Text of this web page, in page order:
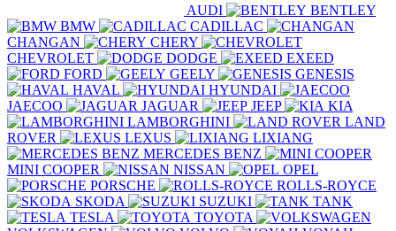
AUDI
BENTLEY
BMW
CADILLAC
CHANGAN
CHERY
CHEVROLET
DODGE
EXEED
FORD
GEELY
GENESIS
HAVAL
HYUNDAI
JAECOO
JAGUAR JEEP
KIA
LAMBORGHINI
LAND
ROVER
LEXUS
LIXIANG
MERCEDES BENZ
MINI COOPER
NISSAN
OPEL
PORSCHE
ROLLS-ROYCE
SKODA
SUZUKI
TANK
TESLA
TOYOTA